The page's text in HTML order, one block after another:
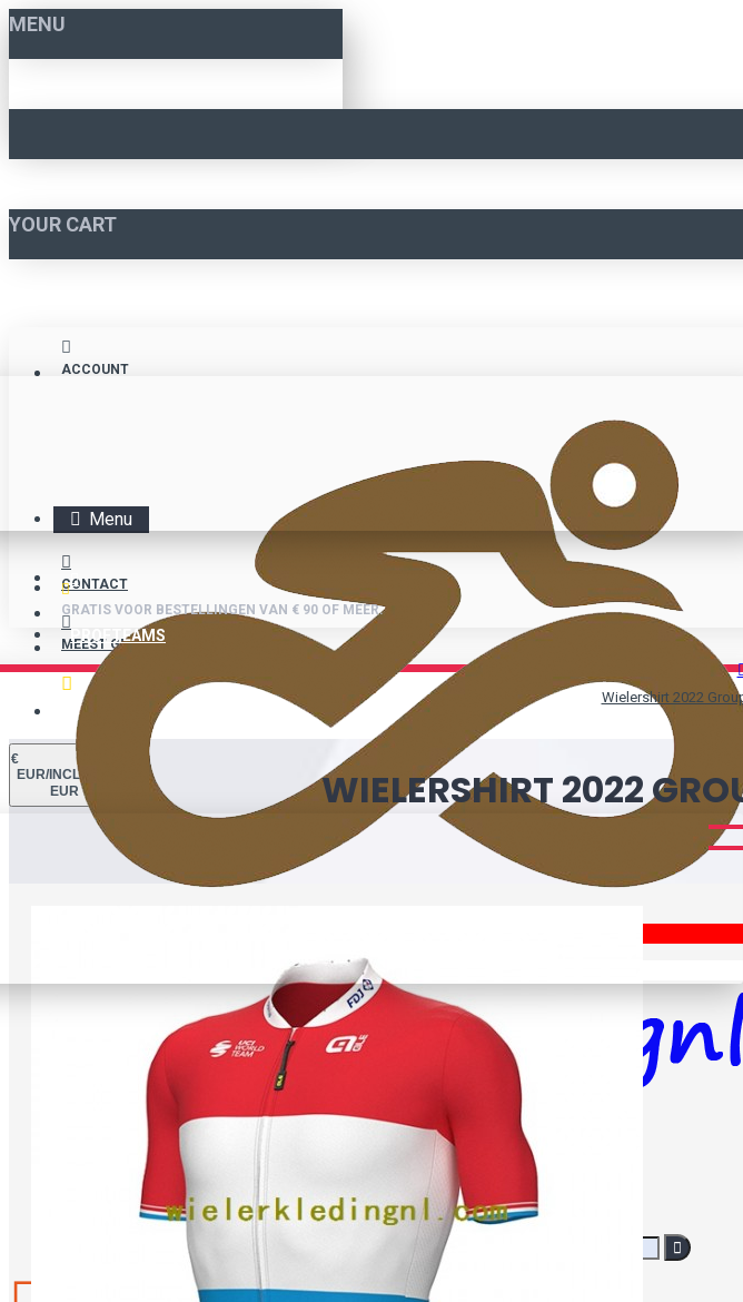
MENU
YOUR CART
ACCOUNT
CONTACT
MEEST GESTELDE VRAGEN
GRATIS VOOR BESTELLINGEN VAN € 90 OF MEER.
€
EUR/INCL. BTW
EUR
Menu
PROFTEAMS
GRATIS VOOR BESTELLINGEN VAN € 90 OF MEER.
Wielershirt 2022
WIELERSHIRT 2022